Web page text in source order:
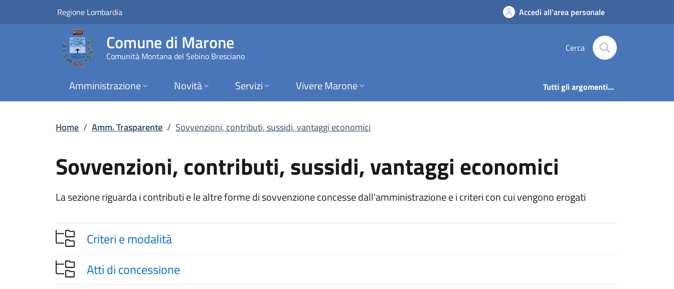
Vai al contenuto principale
Sovvenzioni, contributi, sussidi, vantaggi economici |
Regione Lombardia Accedi all'area personale
Comune di Marone
Comunità Montana del Sebino Bresciano
Cerca
Amministrazione Novità Servizi Vivere Marone Tutti gli argomenti...
Home / Amm. Trasparente / Sovvenzioni, contributi, sussidi, vantaggi economici
Sovvenzioni, contributi, sussidi, vantaggi economici
La sezione riguarda i contributi e le altre forme di sovvenzione concesse dall'amministrazione e i criteri con cui vengono erogati
Criteri e modalità
Atti di concessione